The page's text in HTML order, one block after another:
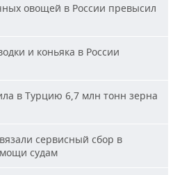
овощей в России превысил
и коньяка в России
в Турцию 6,7 млн тонн зерна
сервисный сбор в
судам